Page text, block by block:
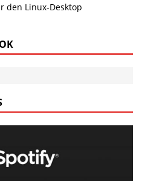
den Linux-Desktop